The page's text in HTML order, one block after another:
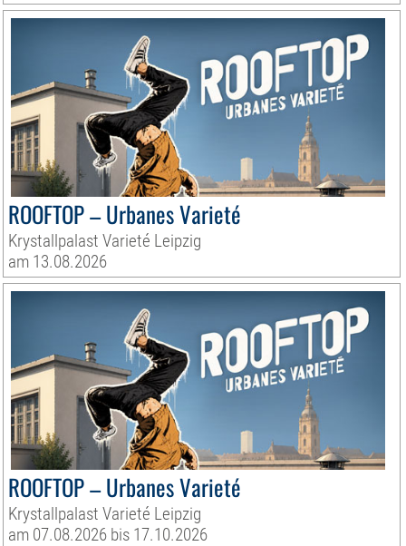
ROOFTOP – Urbanes Varieté
Krystallpalast Varieté Leipzig
am 13.08.2026
ROOFTOP – Urbanes Varieté
Krystallpalast Varieté Leipzig
am 07.08.2026 bis 17.10.2026